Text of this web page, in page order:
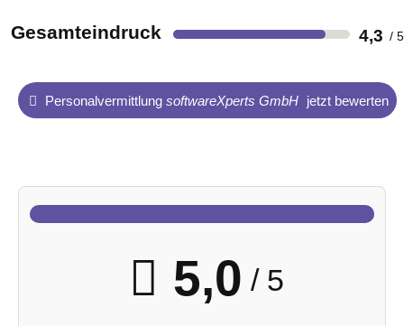
Gesamteindruck 4,3
Personalvermittlung softwareXperts GmbH jetzt bewerten
5,0 / 5